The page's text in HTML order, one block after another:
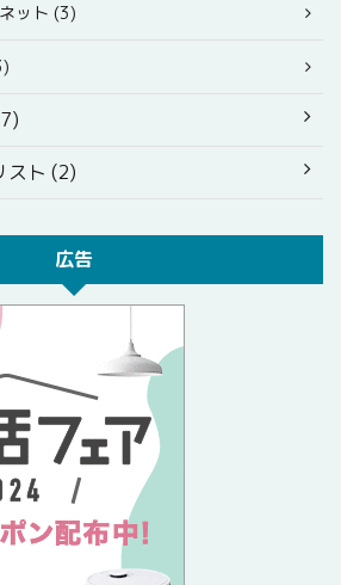
ット (3)
スト (2)
広告